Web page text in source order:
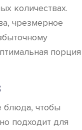
количествах.
чрезмерное
порция
блюда, чтобы
подходит для